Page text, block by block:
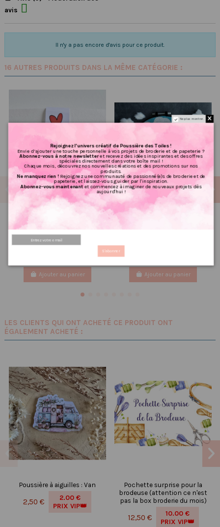
avis 
Il n'y a pas encore d'avis pour ce produit.
16 AUTRES PRODUITS DANS LA MÊME CATÉGORIE :
Marque page magnétique
chat
3,33 €
2.66 €
Ajouter au panier Ajouter au panier
LES CLIENTS QUI ONT ACHETÉ CE PRODUIT ONT
ÉGALEMENT ACHETÉ :
Poussière à aiguilles : Van
2,50 €
2.00 €
PRIX VIP👑
Pochette surprise pour la
brodeuse (attention ce n'est
pas la box broderie du mois)
12,50 €
10.00 €
PRIX VIP👑
Ne plus montrer.
Rejoignez l’univers créatif de Poussière des Toiles !
Envie d’ajouter une touche personnelle à vos projets de broderie et de papeterie ?
Abonnez-vous à notre newsletteret recevez des idées inspirantes et des offres
spéciales directement dans votre boîte mail !
Chaque mois, découvrez nos nouvelles créations et des promotions sur nos
produits.
Ne manquez rien !Rejoignez une communauté de passionné(e)s de broderie et de
papeterie, et laissez-vous guider par l'inspiration.
Abonnez-vous maintenantet commencez à imaginer de nouveaux projets dès
aujourd'hui !
S'abonner